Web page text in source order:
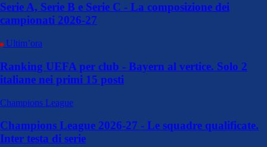
Serie A, Serie B e Serie C - La composizione dei
campionati 2026-27
Ultim’ora
Ranking UEFA per club - Bayern al vertice. Solo 2
italiane nei primi 15 posti
Champions League
Champions League 2026-27 - Le squadre qualificate.
Inter testa di serie